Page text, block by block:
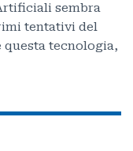
sembra
tentativi del
tecnologia,